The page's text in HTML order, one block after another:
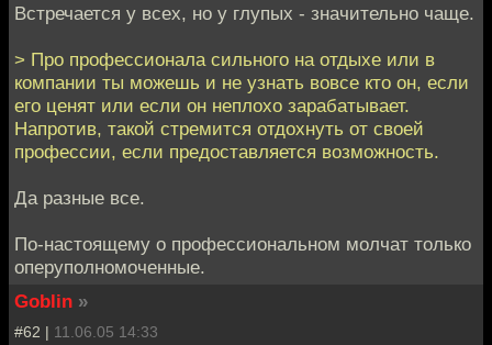
Встречается у всех, но у глупых - значительно чаще.
> Про профессионала сильного на отдыхе или в
компании ты можешь и не узнать вовсе кто он, если
его ценят или если он неплохо зарабатывает.
Напротив, такой стремится отдохнуть от своей
профессии, если предоставляется возможность.
Да разные все.
По-настоящему о профессиональном молчат только
оперуполномоченные.
Goblin »
#62 | 11.06.05 14:33